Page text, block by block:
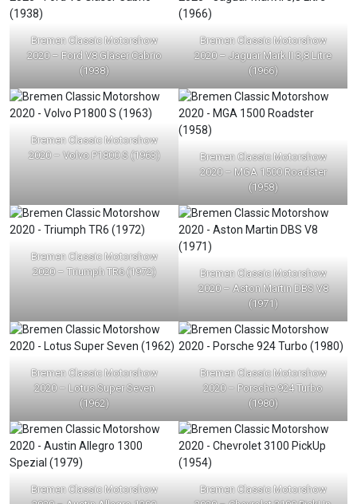
Bremen Classic Motorshow
2020 – Ford V8 Gläser Cabrio
(1938)
Bremen Classic Motorshow
2020 – Jaguar Mark II 3,8 Litre
(1966)
Bremen Classic Motorshow
2020 – Volvo P1800 S (1963)
Bremen Classic Motorshow
2020 – MGA 1500 Roadster
(1958)
Bremen Classic Motorshow
2020 – Triumph TR6 (1972)
Bremen Classic Motorshow
2020 – Aston Martin DBS V8
(1971)
Bremen Classic Motorshow
2020 – Lotus Super Seven
(1962)
Bremen Classic Motorshow
2020 – Porsche 924 Turbo
(1980)
Bremen Classic Motorshow
Bremen Classic Motorshow